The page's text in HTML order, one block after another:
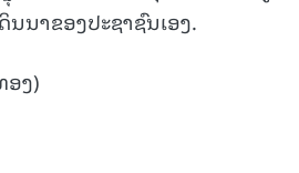
ນາຂອງປະຊາຊົນເອງ.
ອງ)